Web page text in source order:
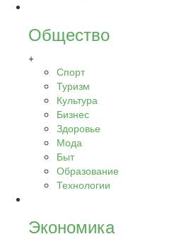
Общество
+
Спорт
Туризм
Культура
Бизнес
Здоровье
Мода
Быт
Образование
Технологии
Экономика